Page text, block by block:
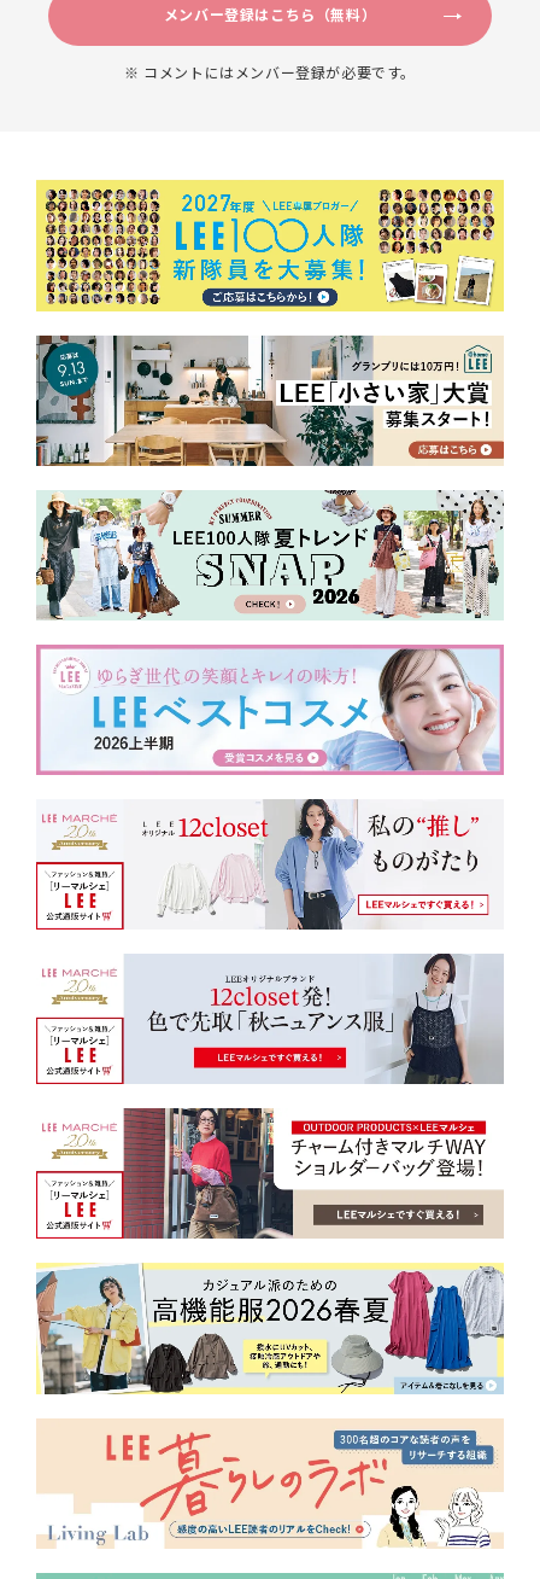
メンバー登録はこちら（無料）
※ コメントにはメンバー登録が必要です。